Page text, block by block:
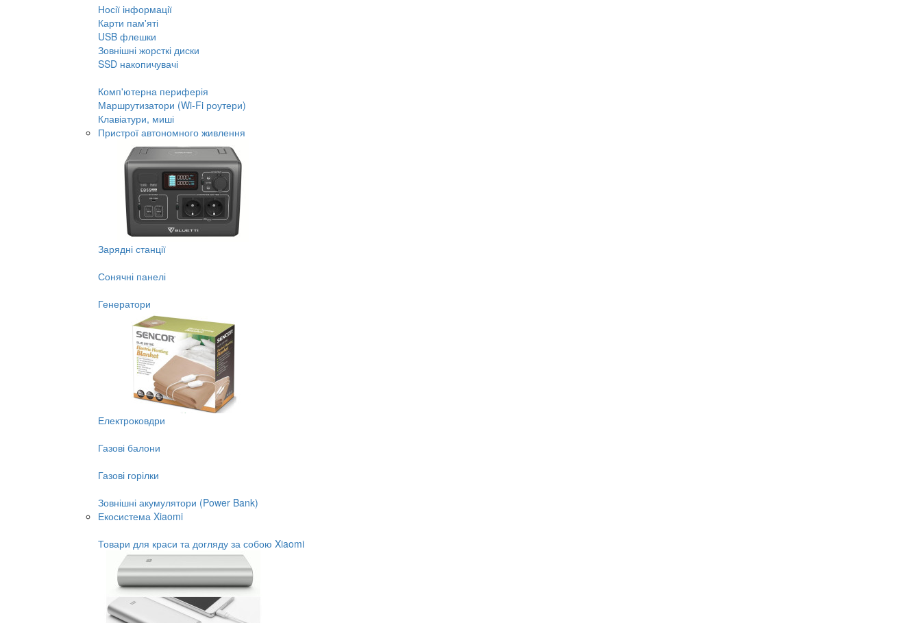
Носії інформації
Карти пам'яті
USB флешки
Зовнішні жорсткі диски
SSD накопичувачі
Комп'ютерна периферія
Маршрутизатори (Wi-Fi роутери)
Клавіатури, миші
Пристрої автономного живлення
Зарядні станції
Сонячні панелі
Генератори
Електроковдри
Газові балони
Газові горілки
Зовнішні акумулятори (Power Bank)
Екосистема Xiaomi
Товари для краси та догляду за собою Xiaomi